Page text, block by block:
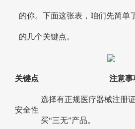
的你。下面这张表，咱们先简单
的几个关键点。
关键点 注意事
安全性
选择有正规医疗器械注册
买“三无”产品。